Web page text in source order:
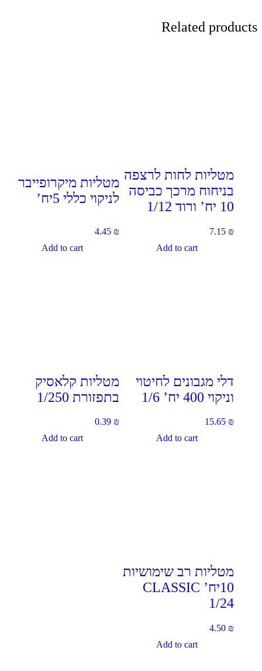
Related products
מטליות לחות לרצפה
בניחוח מרכך כביסה
10 יח’ ורוד 1/12
7.15 ₪
Add to cart
מטליות מיקרופייבר
לניקוי כללי 5יח’
4.45 ₪
Add to cart
דלי מגבונים לחיטוי
וניקוי 400 יח’ 1/6
15.65 ₪
Add to cart
מטליות קלאסיק
בתפזורת 1/250
0.39 ₪
Add to cart
מטליות רב שימושיות
10יח’ CLASSIC
1/24
4.50 ₪
Add to cart